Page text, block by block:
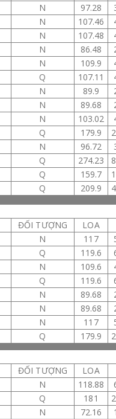
N 97.28
N 107.46
N 107.48
N 86.48
N 109.9
Q 107.11
N 89.9
N 89.68
N 103.02
Q 179.9
N 96.72
Q 274.23
Q 159.7
Q 209.9
ĐỐI TƯỢNG
LOA
N 117
Q 119.6
N 109.6
Q 119.6
N 89.68
N 89.68
N 117
Q 179.9
ĐỐI TƯỢNG
LOA
N 118.88
Q 181
N 72.16